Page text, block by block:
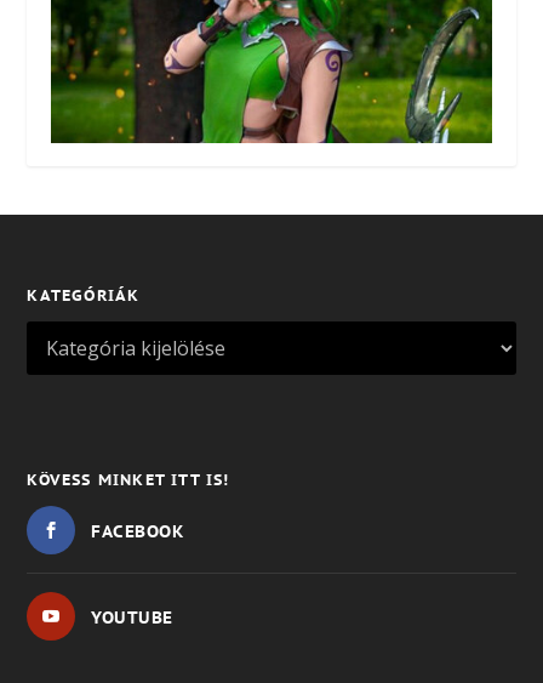
KATEGÓRIÁK
KÖVESS MINKET ITT IS!
FACEBOOK
YOUTUBE